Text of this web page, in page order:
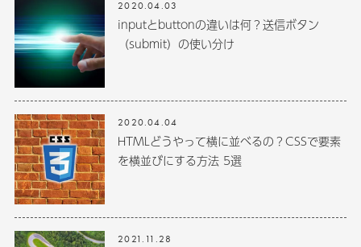
2020.04.03
inputとbuttonの違いは何？送信ボタン
（submit）の使い分け
2020.04.04
HTMLどうやって横に並べるの？CSSで要素
を横並びにする方法 5選
2021.11.28